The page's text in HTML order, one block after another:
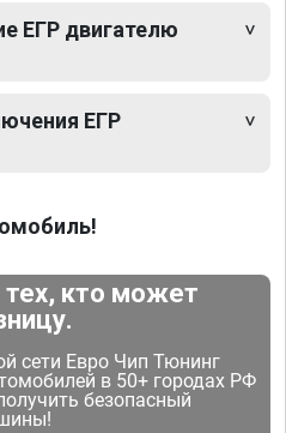
ЕГР двигателю
ЕГР
кто может
сети Евро Чип Тюнинг
в 50+ городах РФ
безопасный